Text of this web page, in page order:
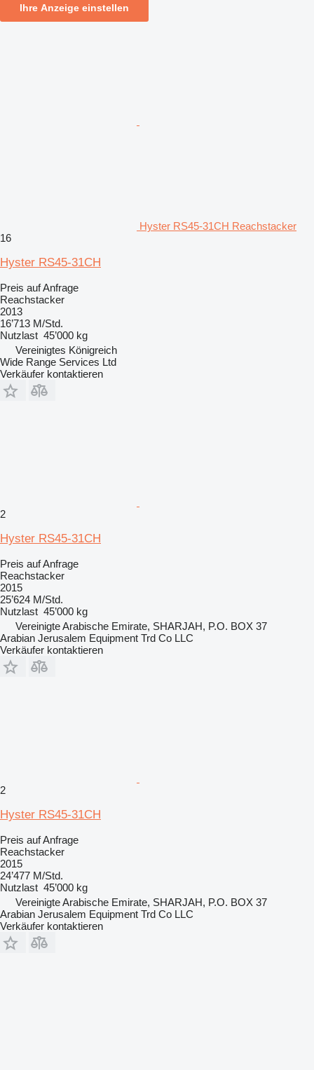
Ihre Anzeige einstellen
Hyster RS45-31CH Reachstacker
16
Hyster RS45-31CH
Preis auf Anfrage
Reachstacker
2013
16’713 M/Std.
Nutzlast 45’000 kg
Vereinigtes Königreich
Wide Range Services Ltd
Verkäufer kontaktieren
2
Hyster RS45-31CH
Preis auf Anfrage
Reachstacker
2015
25’624 M/Std.
Nutzlast 45’000 kg
Vereinigte Arabische Emirate, SHARJAH, P.O. BOX 37
Arabian Jerusalem Equipment Trd Co LLC
Verkäufer kontaktieren
2
Hyster RS45-31CH
Preis auf Anfrage
Reachstacker
2015
24’477 M/Std.
Nutzlast 45’000 kg
Vereinigte Arabische Emirate, SHARJAH, P.O. BOX 37
Arabian Jerusalem Equipment Trd Co LLC
Verkäufer kontaktieren